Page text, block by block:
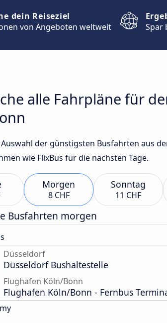
dein Reiseziel
von Angeboten weltweit
Spar
alle Fahrpläne für
der günstigsten Busfahrten aus
wie FlixBus für die nächsten Tage.
Morgen
8 CHF
Sonntag
11 CHF
Busfahrten morgen
Düsseldorf
Düsseldorf Bushaltestelle
Flughafen Köln/Bonn
Flughafen Köln/Bonn - Fernbus